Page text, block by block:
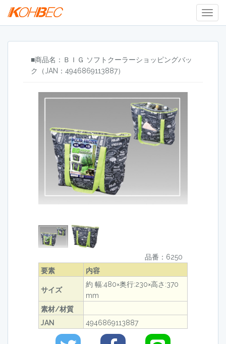
■商品名：ＢＩＧ ソフトクーラーショッピングバッ
ク（JAN：4946869113887）
品番：6250
要素
内容
サイズ
約 幅:480×奥行:230×高さ:370
mm
素材/材質
JAN
4946869113887